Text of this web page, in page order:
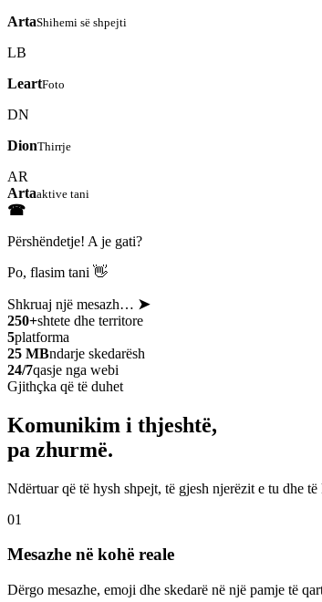
ArtaShihemi së shpejti
LB
LeartFoto
DN
DionThirrje
AR
Artaaktive tani
☎
Përshëndetje! A je gati?
Po, flasim tani 👋
Shkruaj një mesazh… ➤
250+shtete dhe territore
5platforma
25 MBndarje skedarësh
24/7qasje nga webi
Gjithçka që të duhet
Komunikim i thjeshtë,
pa zhurmë.
Ndërtuar që të hysh shpejt, të gjesh njerëzit e tu dhe
01
Mesazhe në kohë reale
Dërgo mesazhe, emoji dhe skedarë në një pamje të